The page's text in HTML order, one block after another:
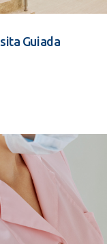
Guiada